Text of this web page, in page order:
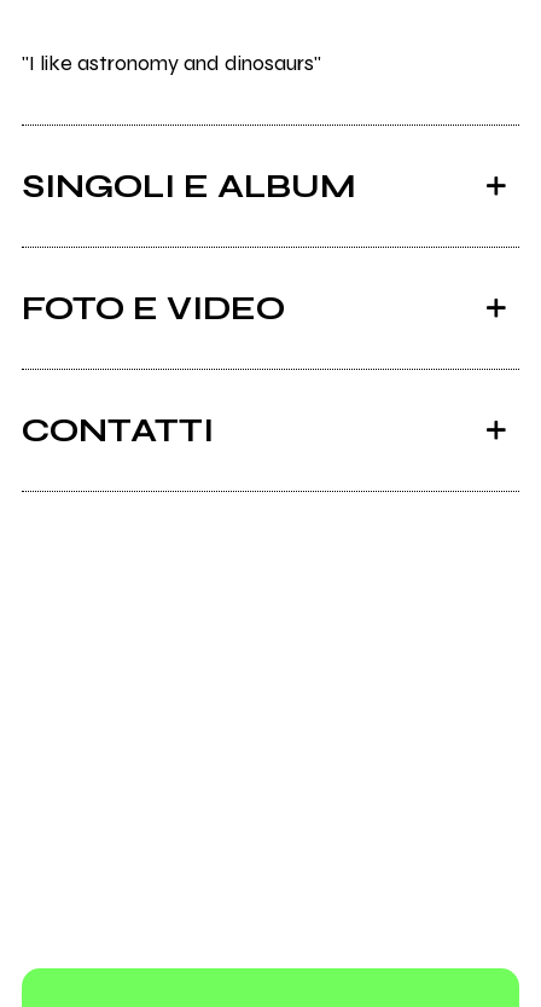
"I like astronomy and dinosaurs"
SINGOLI E ALBUM
2015 2014
FOTO E VIDEO
CONTATTI